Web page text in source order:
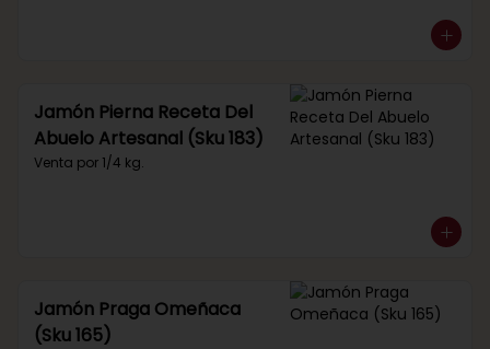
Jamón Pierna Receta Del
Abuelo Artesanal (Sku 183)
Venta por 1/4 kg.
Jamón Praga Omeñaca
(Sku 165)